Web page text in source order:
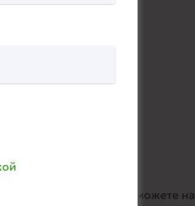
политике.
пользователей. Вы можете